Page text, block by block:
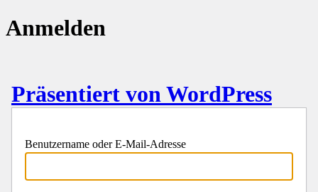
Anmelden
Präsentiert von WordPress
Benutzername oder E-Mail-Adresse